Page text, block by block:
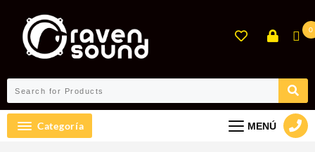
contenido
0
Categoría MENÚ